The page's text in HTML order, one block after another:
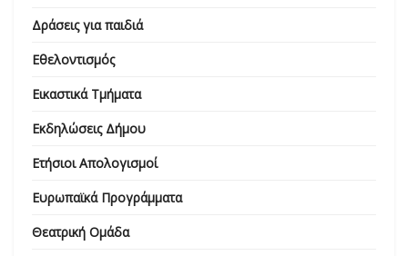
Δράσεις για παιδιά
Εθελοντισμός
Εικαστικά Τμήματα
Εκδηλώσεις Δήμου
Ετήσιοι Απολογισμοί
Ευρωπαϊκά Προγράμματα
Θεατρική Ομάδα